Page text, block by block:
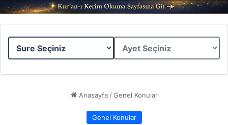
Sure
Ayet
Anasayfa / Genel Konular
Genel Konular